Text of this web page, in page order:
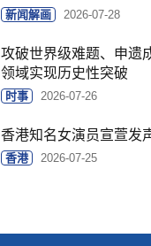
新闻解画 2026-07-28
攻破世界级难题、申遗
领域实现历史性突破
时事 2026-07-26
香港知名女演员宣萱发
香港 2026-07-25